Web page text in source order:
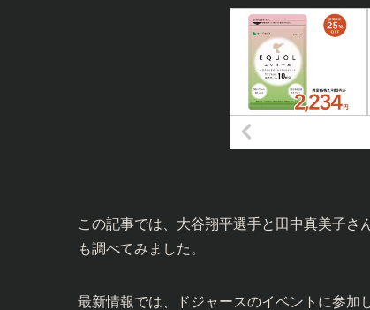
この記事では、大谷翔平選手と田中真美子
も調べてみました。
最新情報では、ドジャースのイベントに参加